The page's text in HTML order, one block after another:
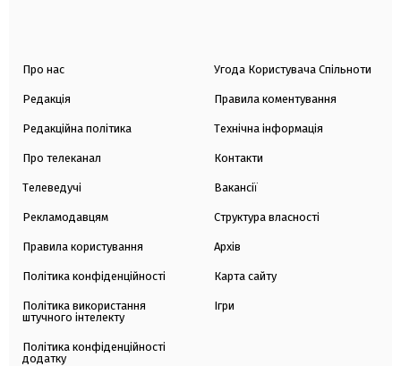
Про нас
Редакція
Редакційна політика
Про телеканал
Телеведучі
Рекламодавцям
Правила користування
Політика конфіденційності
Політика використання
штучного інтелекту
Політика конфіденційності
додатку
Угода Користувача Спільноти
Правила коментування
Технічна інформація
Контакти
Вакансії
Структура власності
Архів
Карта сайту
Ігри